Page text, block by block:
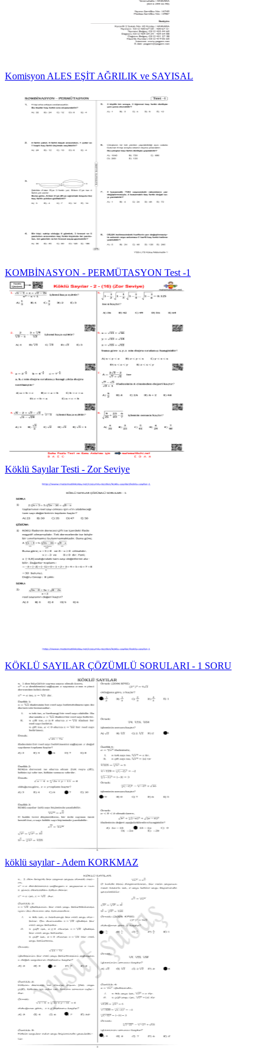
Komisyon ALES EŞİT AĞRILIK ve SAYISAL
KOMBİNASYON - PERMÜTASYON Test -1
Köklü Sayılar Testi - Zor Seviye
KÖKLÜ SAYILAR ÇÖZÜMLÜ SORULARI - 1 SORU
köklü sayılar - Adem KORKMAZ